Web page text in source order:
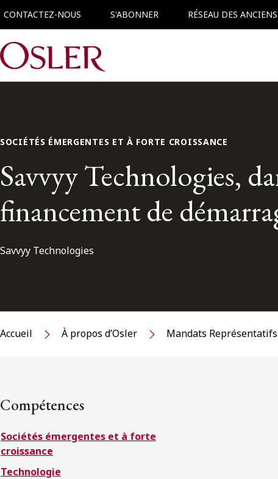
CONTACTEZ-NOUS S'ABONNER RÉSEAU DES
Main Navigation
SOCIÉTÉS ÉMERGENTES ET À FORTE CROISSANCE
Savvyy Technologies,
financement de
Savvyy Technologies
Accueil À propos d’Osler Mandats Représentatifs
Compétences
Sociétés émergentes et à forte
croissance
Technologie